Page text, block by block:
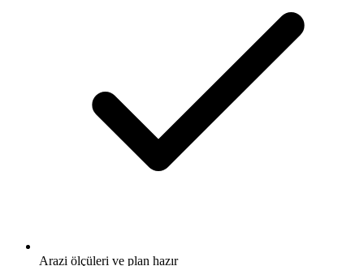
Arazi ölçüleri ve plan hazır